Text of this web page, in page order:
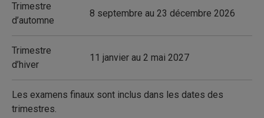
Trimestre
d’automne
8 septembre au 23 décembre 2026
Trimestre
d’hiver
11 janvier au 2 mai 2027
Les examens finaux sont inclus dans les dates des
trimestres.